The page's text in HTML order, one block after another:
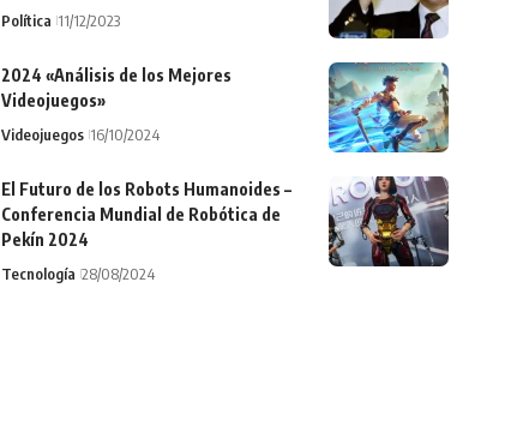
Política 11/12/2023
2024 «Análisis de los Mejores
Videojuegos»
Videojuegos 16/10/2024
El Futuro de los Robots Humanoides –
Conferencia Mundial de Robótica de
Pekín 2024
Tecnología 28/08/2024